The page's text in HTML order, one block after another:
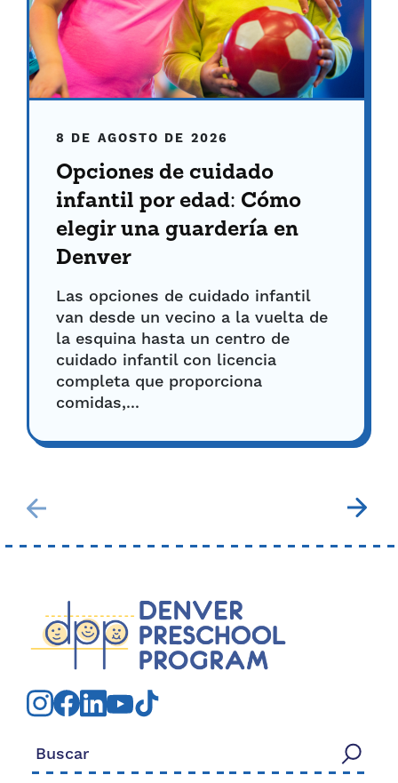
8 DE AGOSTO DE 2026
Opciones de cuidado
infantil por edad: Cómo
elegir una guardería en
Denver
Las opciones de cuidado infantil
van desde un vecino a la vuelta de
la esquina hasta un centro de
cuidado infantil con licencia
completa que proporciona
comidas,...
Buscar: